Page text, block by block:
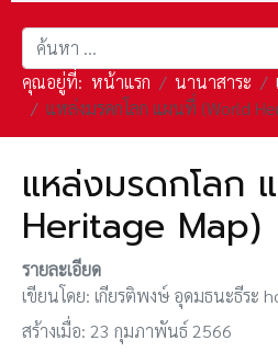
การค้นหา
คุณอยู่ที่: หน้าแรก นานาสาระ
แหล่งมรดกโลก แผนที่ (World
แหล่งมรดกโลก
Heritage Map)
รายละเอียด
เขียนโดย: เกียรติพงษ์ อุดมธนะธีระ
สร้างเมื่อ: 23 กุมภาพันธ์ 2566